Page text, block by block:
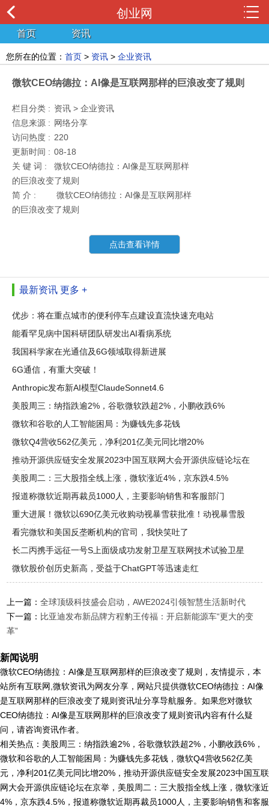
创业网
首页 资讯
您所在的位置： 首页 > 资讯 > 企业资讯
微软CEO纳德拉：AI像是互联网那样的巨浪改变了规则
栏目分类 : 资讯 > 企业资讯
信息来源 : 网络分享
访问热度 : 220
更新时间 : 08-18
关 键 词 :
微软CEO纳德拉：AI像是互联网那样
的巨浪改变了规则
简 介 :
微软CEO纳德拉：AI像是互联网那样
的巨浪改变了规则
点击查看详情
最新资讯 更多 +
优步：将在重点城市的便利停车点建设直流快速充电站
能看罕见病中国科研团队研发出AI看病系统
我国科学家在光通信及6G领域取得新进展
6G通信，有重大突破！
Anthropic发布新AI模型ClaudeSonnet4.6
美股周三：纳指跌逾2%，谷歌微软跌超2%，小鹏收跌6%
微软和谷歌的人工智能困局：为赚钱先多花钱
微软Q4营收562亿美元，净利201亿美元同比增20%
推动开源供应链安全发展2023中国互联网大会开源供应链论坛在
京举
美股周二：三大股指全线上涨，微软涨近4%，京东跌4.5%
报道称微软近期再裁员1000人，主要影响销售和客服部门
重大进展！微软以690亿美元收购动视暴雪获批准！动视暴雪股
价大涨10%
看完微软和美国反垄断机构的官司，我快笑吐了
长二丙携手远征一号S上面级成功发射卫星互联网技术试验卫星
微软股价创历史新高，受益于ChatGPT等迅速走红
上一篇：全球顶级科技盛会启动，AWE2024引领智慧生活新时代
下一篇： 比亚迪发布新品牌方程豹王传福：开启新能源车“更大的变
革”
新闻说明
微软CEO纳德拉：AI像是互联网那样的巨浪改变了规则，友情提示，本
站所有互联网,微软资讯为网友分享，网站只提供微软CEO纳德拉：AI像
是互联网那样的巨浪改变了规则资讯址分享导航服务。如果您对微软
CEO纳德拉：AI像是互联网那样的巨浪改变了规则资讯内容有什么疑
问，请咨询资讯作者。
相关热点：美股周三：纳指跌逾2%，谷歌微软跌超2%，小鹏收跌6%，
微软和谷歌的人工智能困局：为赚钱先多花钱，微软Q4营收562亿美
元，净利201亿美元同比增20%，推动开源供应链安全发展2023中国互联
网大会开源供应链论坛在京举，美股周二：三大股指全线上涨，微软涨近
4%，京东跌4.5%，报道称微软近期再裁员1000人，主要影响销售和客服